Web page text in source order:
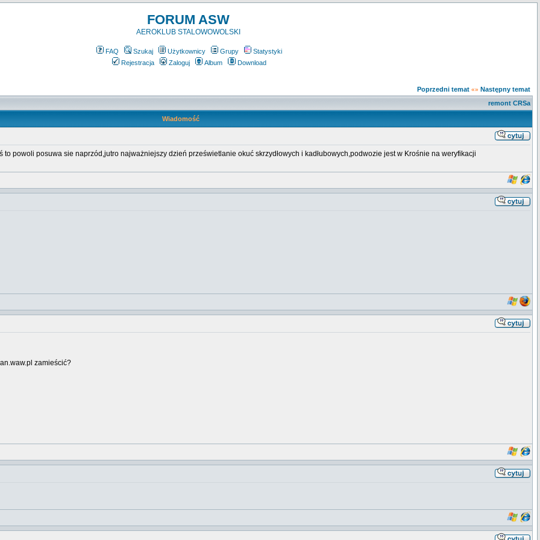
FORUM ASW
AEROKLUB STALOWOWOLSKI
FAQ Szukaj Użytkownicy Grupy
Statystyki
Rejestracja
Zaloguj Album Download
Poprzedni temat «» Następny temat
remont CRSa
Wiadomość
powoli posuwa sie naprzód,jutro najważniejszy dzień prześwietlanie okuć skrzydłowych i kadłubowych,podwozie jest w Krośnie na weryfikacji
zamieścić?